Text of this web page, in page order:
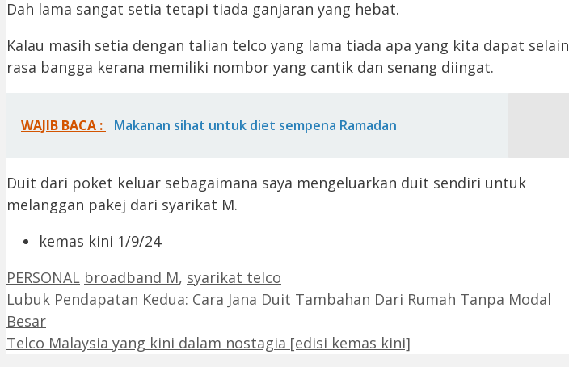
Dah lama sangat setia tetapi tiada ganjaran yang hebat.
Kalau masih setia dengan talian telco yang lama tiada apa yang kita dapat selain
rasa bangga kerana memiliki nombor yang cantik dan senang diingat.
WAJIB BACA : Makanan sihat untuk diet sempena Ramadan
Duit dari poket keluar sebagaimana saya mengeluarkan duit sendiri untuk
melanggan pakej dari syarikat M.
kemas kini 1/9/24
Categories
PERSONAL Tags
broadband M, syarikat telco
Lubuk Pendapatan Kedua: Cara Jana Duit Tambahan Dari Rumah Tanpa Modal
Besar
Telco Malaysia yang kini dalam nostagia [edisi kemas kini]